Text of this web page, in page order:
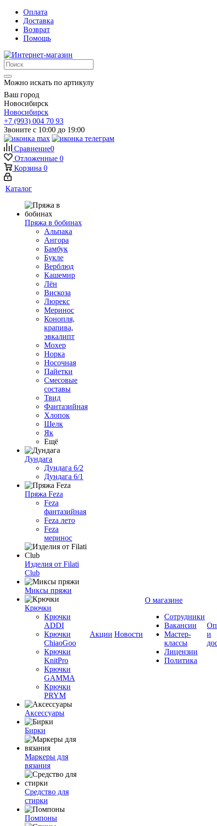
Оплата
Доставка
Возврат
Помощь
Можно искать по артикулу
Ваш город
Новосибирск
Новосибирск
+7 (993) 004 70 93
Звоните с 10:00 до 19:00
Сравнение0
Отложенные 0
Корзина 0
Каталог
Пряжа в бобинах
Альпака
Ангора
Бамбук
Букле
Верблюд
Кашемир
Лён
Вискоза
Люрекс
Меринос
Конопля,
крапива,
эвкалипт
Мохер
Норка
Носочная
Пайетки
Смесовые
составы
Твид
Фантазийная
Хлопок
Шелк
Як
Ещё
Дундага
Дундага 6/2
Дундага 6/1
Пряжа Feza
Feza
фантазийная
Feza лето
Feza
меринос
Изделия от Filati
Club
Миксы пряжи
Крючки
Крючки
ADDI
Крючки
ChiaoGoo
Крючки
KnitPro
Крючки
GAMMA
Крючки
PRYM
Аксессуары
Бирки
Маркеры для
вязания
Средство для
стирки
Помпоны
Акции Новости
О магазине
Сотрудники
Вакансии
Мастер-
классы
Лицензии
Политика
и